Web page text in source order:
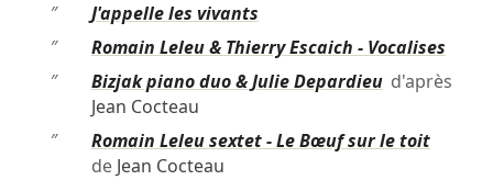
″
J'appelle les vivants
″
Romain Leleu & Thierry Escaich - Vocalises
″
Bizjak piano duo & Julie Depardieud'après
Jean Cocteau
″
Romain Leleu sextet - Le Bœuf sur le toit
de Jean Cocteau